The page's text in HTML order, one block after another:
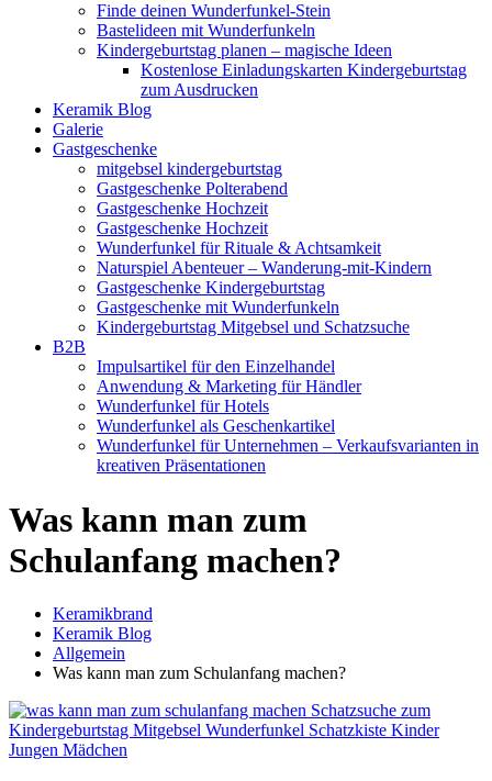
Finde deinen Wunderfunkel-Stein
Bastelideen mit Wunderfunkeln
Kindergeburtstag planen – magische Ideen
Kostenlose Einladungskarten Kindergeburtstag
zum Ausdrucken
Keramik Blog
Galerie
Gastgeschenke
mitgebsel kindergeburtstag
Gastgeschenke Polterabend
Gastgeschenke Hochzeit
Gastgeschenke Hochzeit
Wunderfunkel für Rituale & Achtsamkeit
Naturspiel Abenteuer – Wanderung-mit-Kindern
Gastgeschenke Kindergeburtstag
Gastgeschenke mit Wunderfunkeln
Kindergeburtstag Mitgebsel und Schatzsuche
B2B
Impulsartikel für den Einzelhandel
Anwendung & Marketing für Händler
Wunderfunkel für Hotels
Wunderfunkel als Geschenkartikel
Wunderfunkel für Unternehmen – Verkaufsvarianten in
kreativen Präsentationen
Was kann man zum
Schulanfang machen?
Keramikbrand
Keramik Blog
Allgemein
Was kann man zum Schulanfang machen?